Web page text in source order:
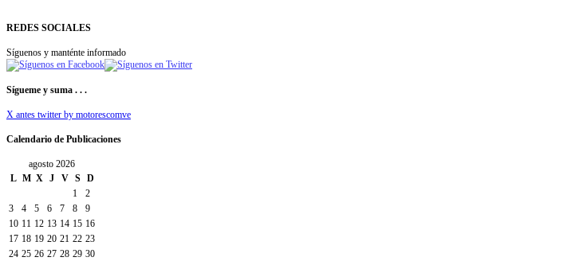
REDES SOCIALES
Síguenos y manténte informado
Sígueme y suma . . .
X antes twitter by motorescomve
Calendario de Publicaciones
agosto 2026
L M X J V S
D
1
2
3
4 5 6 7 8
9
10 11 12 13 14 15 16
17 18 19 20 21 22 23
24 25 26 27 28 29 30